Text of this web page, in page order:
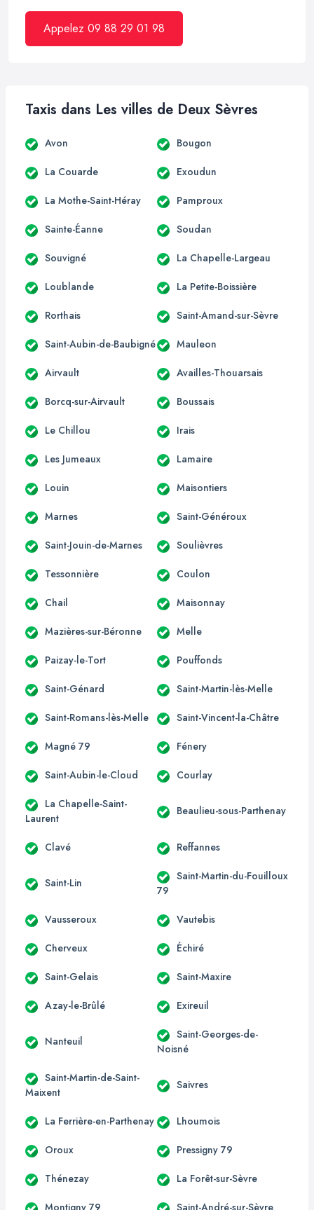
Appelez 09 88 29 01 98
Taxis dans Les villes de Deux Sèvres
Avon Bougon
La Couarde Exoudun
La Mothe-Saint-Héray Pamproux
Sainte-Éanne Soudan
Souvigné La Chapelle-Largeau
Loublande La Petite-Boissière
Rorthais Saint-Amand-sur-Sèvre
Saint-Aubin-de-Baubigné Mauleon
Airvault Availles-Thouarsais
Borcq-sur-Airvault Boussais
Le Chillou Irais
Les Jumeaux Lamaire
Louin Maisontiers
Marnes Saint-Généroux
Saint-Jouin-de-Marnes Soulièvres
Tessonnière Coulon
Chail Maisonnay
Mazières-sur-Béronne Melle
Paizay-le-Tort Pouffonds
Saint-Génard Saint-Martin-lès-Melle
Saint-Romans-lès-Melle Saint-Vincent-la-Châtre
Magné 79 Fénery
Saint-Aubin-le-Cloud Courlay
La Chapelle-Saint-
Laurent
Beaulieu-sous-Parthenay
Clavé Reffannes
Saint-Lin
Saint-Martin-du-Fouilloux
79
Vausseroux Vautebis
Cherveux Échiré
Saint-Gelais Saint-Maxire
Azay-le-Brûlé Exireuil
Nanteuil
Saint-Georges-de-
Noisné
Saint-Martin-de-Saint-
Maixent
Saivres
La Ferrière-en-Parthenay Lhoumois
Oroux Pressigny 79
Thénezay La Forêt-sur-Sèvre
Montigny 79 Saint-André-sur-Sèvre